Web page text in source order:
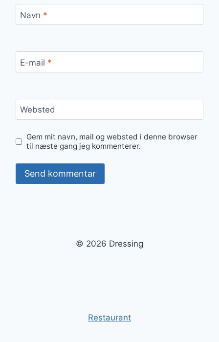
Navn *
E-mail *
Websted
Gem mit navn, mail og websted i denne browser
til næste gang jeg kommenterer.
© 2026 Dressing
Restaurant